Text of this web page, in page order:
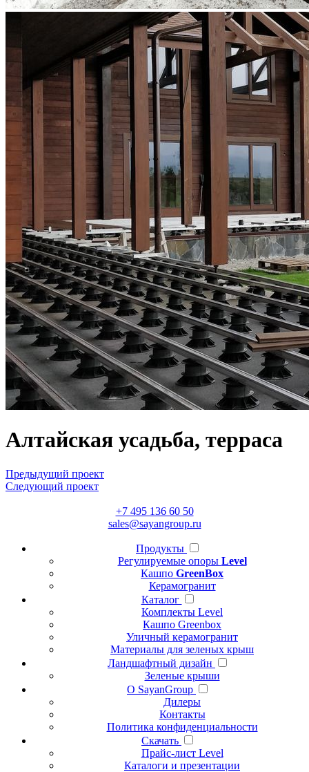
Алтайская усадьба, терраса
Предыдущий проект
Следующий проект
+7 495 136 60 50
sales@sayangroup.ru
Продукты
Регулируемые опоры Level
Кашпо GreenBox
Керамогранит
Каталог
Комплекты Level
Кашпо Greenbox
Уличный керамогранит
Материалы для зеленых крыш
Ландшафтный дизайн
Зеленые крыши
О SayanGroup
Дилеры
Контакты
Политика конфиденциальности
Скачать
Прайс-лист Level
Каталоги и презентации